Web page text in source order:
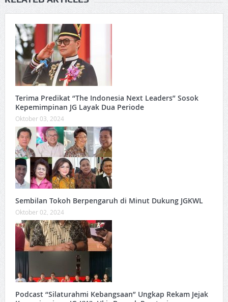
Terima Predikat “The Indonesia Next Leaders” Sosok
Kepemimpinan JG Layak Dua Periode
Oktober 03, 2024
Sembilan Tokoh Berpengaruh di Minut Dukung JGKWL
Oktober 02, 2024
Podcast “Silaturahmi Kebangsaan” Ungkap Rekam Jejak